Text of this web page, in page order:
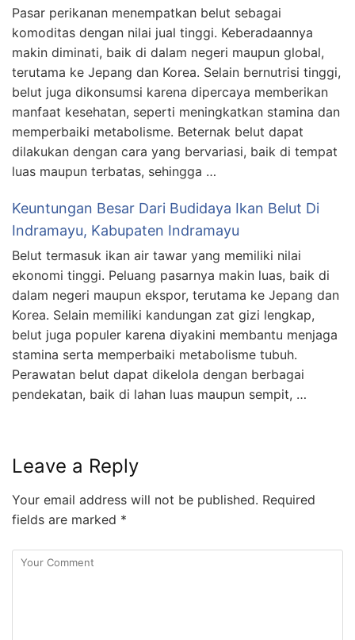
Pasar perikanan menempatkan belut sebagai
komoditas dengan nilai jual tinggi. Keberadaannya
makin diminati, baik di dalam negeri maupun global,
terutama ke Jepang dan Korea. Selain bernutrisi tinggi,
belut juga dikonsumsi karena dipercaya memberikan
manfaat kesehatan, seperti meningkatkan stamina dan
memperbaiki metabolisme. Beternak belut dapat
dilakukan dengan cara yang bervariasi, baik di tempat
luas maupun terbatas, sehingga …
Keuntungan Besar Dari Budidaya Ikan Belut Di
Indramayu, Kabupaten Indramayu
Belut termasuk ikan air tawar yang memiliki nilai
ekonomi tinggi. Peluang pasarnya makin luas, baik di
dalam negeri maupun ekspor, terutama ke Jepang dan
Korea. Selain memiliki kandungan zat gizi lengkap,
belut juga populer karena diyakini membantu menjaga
stamina serta memperbaiki metabolisme tubuh.
Perawatan belut dapat dikelola dengan berbagai
pendekatan, baik di lahan luas maupun sempit, …
Leave a Reply
Your email address will not be published. Required
fields are marked *